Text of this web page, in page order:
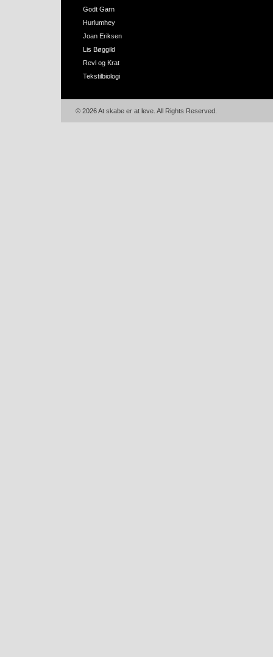
Godt Garn
Hurlumhey
Joan Eriksen
Lis Bøggild
Revl og Krat
Tekstilbiologi
© 2026 At skabe er at leve. All Rights Reserved.